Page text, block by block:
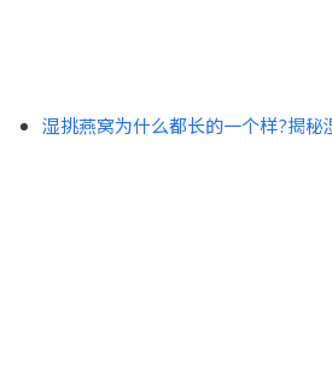
湿挑燕窝为什么都长的一个样?揭秘